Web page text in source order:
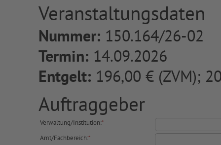
Veranstaltungsdaten
Nummer: 150.164/26-02
Termin: 14.09.2026
Entgelt: 196,00 € (ZVM);
Auftraggeber
Verwaltung/Institution:*
Amt/Fachbereich:*